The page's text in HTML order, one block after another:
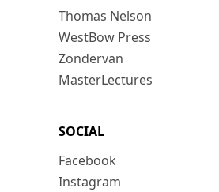
Thomas Nelson
WestBow Press
Zondervan
MasterLectures
SOCIAL
Facebook
Instagram